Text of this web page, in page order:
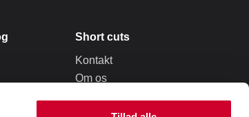
Short cuts
Kontakt
Om os
MenneskeKenderen